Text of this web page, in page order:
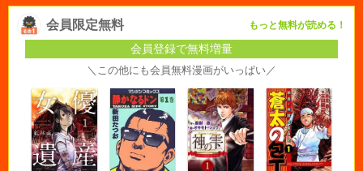
会員限定無料 もっと無料が読める！
会員登録で無料増量
＼この他にも会員無料漫画がいっぱい／